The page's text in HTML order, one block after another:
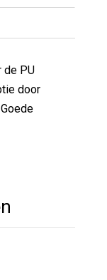
de PU
door